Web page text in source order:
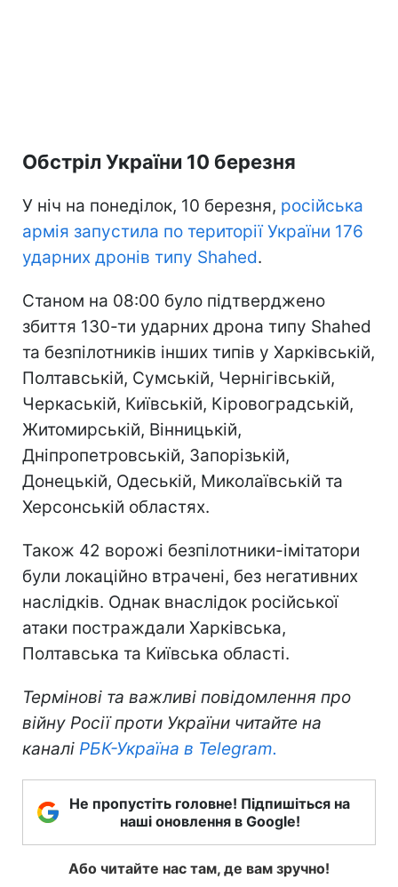
Обстріл України 10 березня
У ніч на понеділок, 10 березня, російська
армія запустила по території України 176
ударних дронів типу Shahed.
Станом на 08:00 було підтверджено
збиття 130-ти ударних дрона типу Shahed
та безпілотників інших типів у Харківській,
Полтавській, Сумській, Чернігівській,
Черкаській, Київській, Кіровоградській,
Житомирській, Вінницькій,
Дніпропетровській, Запорізькій,
Донецькій, Одеській, Миколаївській та
Херсонській областях.
Також 42 ворожі безпілотники-імітатори
були локаційно втрачені, без негативних
наслідків. Однак внаслідок російської
атаки постраждали Харківська,
Полтавська та Київська області.
Термінові та важливі повідомлення про
війну Росії проти України читайте на
каналі РБК-Україна в Telegram.
Не пропустіть головне! Підпишіться на
наші оновлення в Google!
Або читайте нас там, де вам зручно!